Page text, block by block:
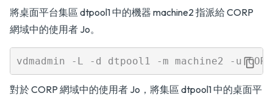
將桌面平台集區 dtpool1 中的機器 machine2 指派給 CORP
網域中的使用者 Jo。
對於 CORP 網域中的使用者 Jo，將集區 dtpool1 中的桌面平